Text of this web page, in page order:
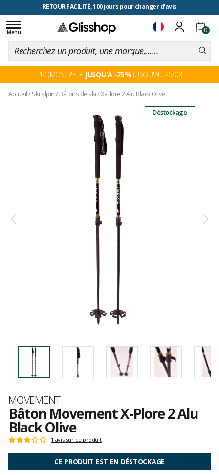
RETOUR FACILITÉ, 100 jours pour changer d'avis
0
Toggle
navigation
Menu
PROMOS D'ÉTÉ JUSQU'À -75% JUSQU'AU 25/08
Accueil/Ski alpin/Bâtons de ski/X-Plore 2 Alu Black Olive
Déstockage
Marque
MOVEMENT
Bâton Movement X-Plore 2 Alu
Black Olive
Les
Note
:
sur
1 avis sur ce produit
CE PRODUIT EST EN DÉSTOCKAGE